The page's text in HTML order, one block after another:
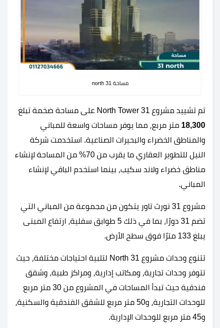
مساحة 31 north
تم تشييد مشروع 31 North Tower على مساحة ضخمة تبلغ
18,300 متر مربع، مما يوفر مساحات واسعة للمباني
والمناطق الخضراء والبحيرات الصناعية. استخدمت شركة
النيل للتطوير العقاري ما يقرب من 70% من المساحة لإنشاء
مناطق خضراء ولاند سكيب، بينما استخدم الباقي لإنشاء
المباني.
مشروع 31 نورث تاور
يتكون من مجموعة من المباني التي
تضم 31 دورًا، بما في ذلك 5 طوابق سفلية، ارتفاع المبنى
يبلغ 133 مترًا فوق سطح الأرض.
تتنوع وحدات مشروع North 31 لتلبية احتياجات مختلفة، حيث
تتوفر وحدات تجارية، ومكاتب إدارية، ومراكز طبية، وشقق
فندقية حيث تبدأ المساحات في المشروع من 30 متر مربع
للوحدات التجارية، و50 متر مربع للشقق الفندقية والسكنية،
و45 متر مربع للوحدات الإدارية.